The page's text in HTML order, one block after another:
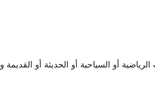
أو السياحية أو الحديثة أو القديمة و